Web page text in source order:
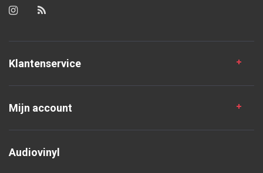
Klantenservice
Mijn account
Audiovinyl